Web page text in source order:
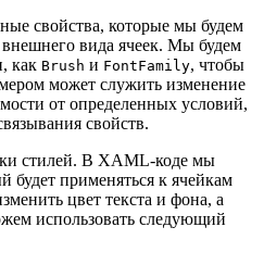
свойства, которые мы будем
внешнего вида ячеек. Мы будем
как Brush и FontFamily, чтобы
может служить изменение
от определенных условий,
свойств.
стилей. В XAML-коде мы
будет применяться к ячейкам
цвет текста и фона, а
использовать следующий